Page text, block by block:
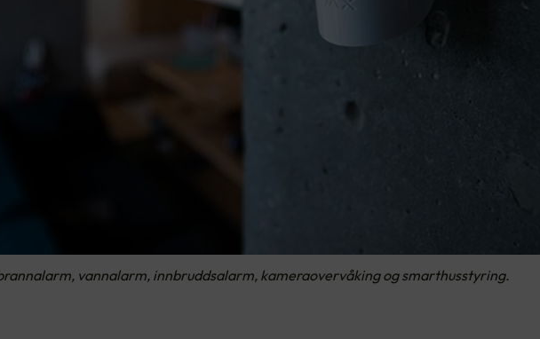
vannalarm, innbruddsalarm, kameraovervåking og smarthusstyring.